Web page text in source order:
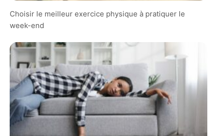
Choisir le meilleur exercice physique à pratiquer le
week-end